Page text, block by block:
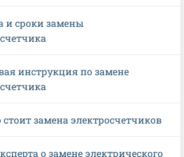
и сроки замены
инструкция по замене
стоит замена электросчетчиков
о замене электрического